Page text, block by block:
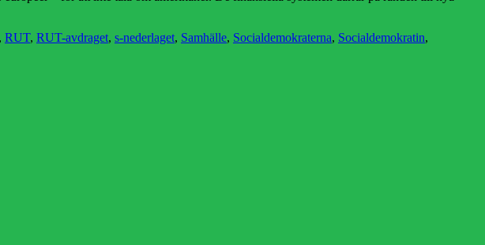
, RUT, RUT-avdraget, s-nederlaget, Samhälle, Socialdemokraterna, Socialdemokratin,